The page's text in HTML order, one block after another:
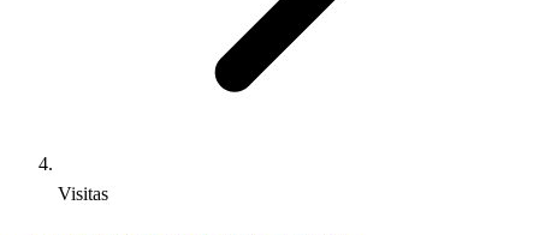
Visitas